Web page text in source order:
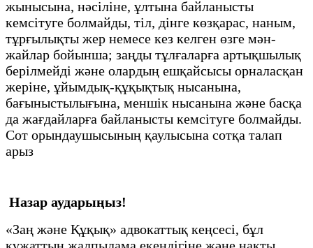
жынысына, нәсіліне, ұлтына байланысты
кемсітуге болмайды, тіл, дінге көзқарас, наным,
тұрғылықты жер немесе кез келген өзге мән-
жайлар бойынша; заңды тұлғаларға артықшылық
берілмейді және олардың ешқайсысы орналасқан
жеріне, ұйымдық-құқықтық нысанына,
бағыныстылығына, меншік нысанына және басқа
да жағдайларға байланысты кемсітуге болмайды.
Сот орындаушысының қаулысына сотқа талап
арыз
Назар аударыңыз!
«Заң және Құқық» адвокаттық кеңсесі, бұл